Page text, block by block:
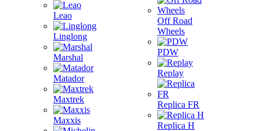
Leao
Linglong
Marshal
Matador
Maxtrek
Maxxis
Off Road
Wheels
PDW
Replay
Replica FR
Replica H